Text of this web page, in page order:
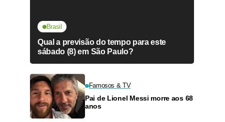
Brasil
Qual a previsão do tempo para este
sábado (8) em São Paulo?
Famosos & TV
Pai de Lionel Messi morre aos 68
anos